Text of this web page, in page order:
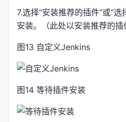
7.选择“安装推荐的插件”或“
安装。（此处以安装推荐的插
图13 自定义Jenkins
图14 等待插件安装